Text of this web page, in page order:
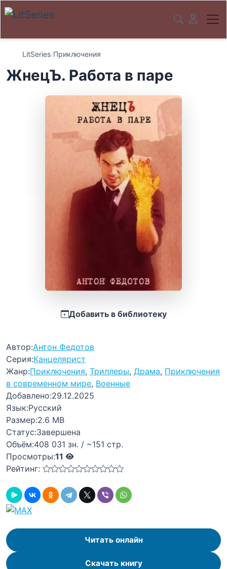
LitSeries/Приключения
ЖнецЪ. Работа в паре
Добавить в библиотеку
Автор:Антон Федотов
Серия:Канцелярист
Жанр:Приключения, Триллеры, Драма, Приключения
в современном мире, Военные
Добавлено:29.12.2025
Язык:Русский
Размер:2.6 MB
Статус:Завершена
Объём:408 031 зн. / ~151 стр.
Просмотры:11
Рейтинг:
Читать онлайн
Скачать книгу